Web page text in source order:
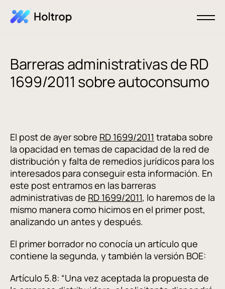
Barreras administrativas de RD
1699/2011 sobre autoconsumo
El post de ayer sobre RD 1699/2011 trataba sobre
la opacidad en temas de capacidad de la red de
distribución y falta de remedios jurídicos para los
interesados para conseguir esta información. En
este post entramos en las barreras
administrativas de RD 1699/2011, lo haremos de la
mismo manera como hicimos en el primer post,
analizando un antes y después.
El primer borrador no conocía un artículo que
contiene la segunda, y también la versión BOE:
Artículo 5.8: “Una vez aceptada la propuesta de